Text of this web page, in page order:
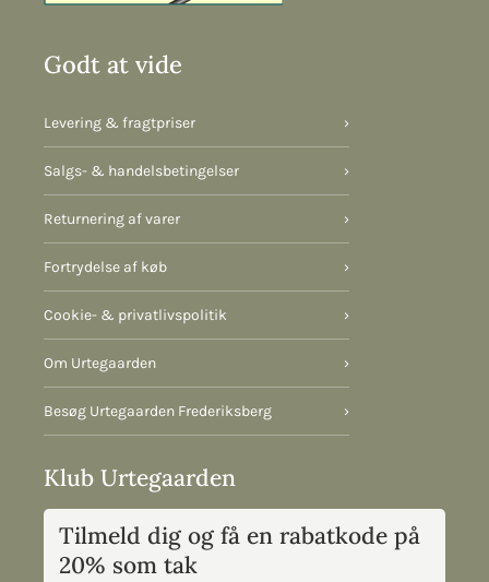
Godt at vide
Levering & fragtpriser ›
Salgs- & handelsbetingelser ›
Returnering af varer ›
Fortrydelse af køb ›
Cookie- & privatlivspolitik ›
Om Urtegaarden ›
Besøg Urtegaarden Frederiksberg ›
Klub Urtegaarden
Tilmeld dig og få en rabatkode på
20% som tak